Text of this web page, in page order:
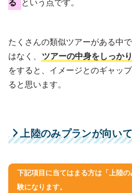
る という点です。
たくさんの類似ツアーがある中
はなく、
ツアーの中身をしっか
をすると、イメージとのギャッ
ると思います。
上陸のみプランが向い
下記項目に当てはまる方は「上陸
験になります。